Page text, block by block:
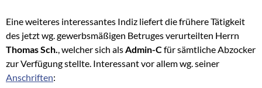
Eine weiteres interessantes Indiz liefert die frühere Tätigkeit
des jetzt wg. gewerbsmäßigen Betruges verurteilten Herrn
Thomas Sch., welcher sich alsAdmin-Cfür sämtliche Abzocker
zur Verfügung stellte. Interessant vor allem wg. seiner
Anschriften: